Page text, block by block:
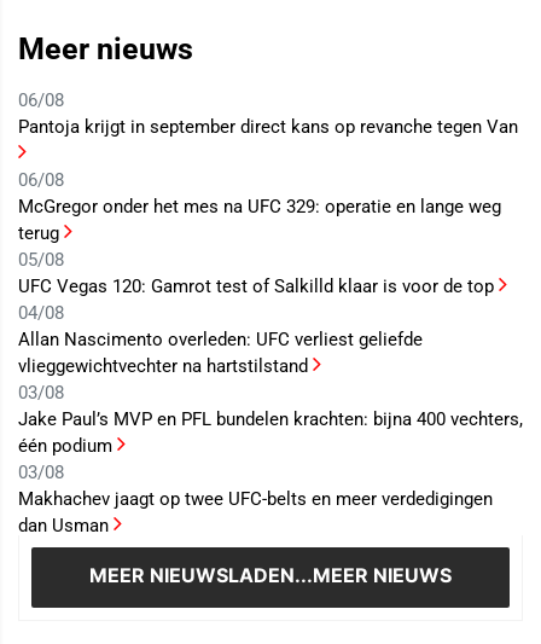
Meer nieuws
06/08
Pantoja krijgt in september direct kans op revanche tegen Van
06/08
McGregor onder het mes na UFC 329: operatie en lange weg
terug
05/08
UFC Vegas 120: Gamrot test of Salkilld klaar is voor de top
04/08
Allan Nascimento overleden: UFC verliest geliefde
vlieggewichtvechter na hartstilstand
03/08
Jake Paul’s MVP en PFL bundelen krachten: bijna 400 vechters,
één podium
03/08
Makhachev jaagt op twee UFC-belts en meer verdedigingen
dan Usman
MEER NIEUWSLADEN...MEER NIEUWS